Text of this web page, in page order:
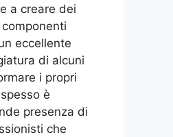
a creare dei
eccellente
di alcuni
i propri
è
presenza di
che